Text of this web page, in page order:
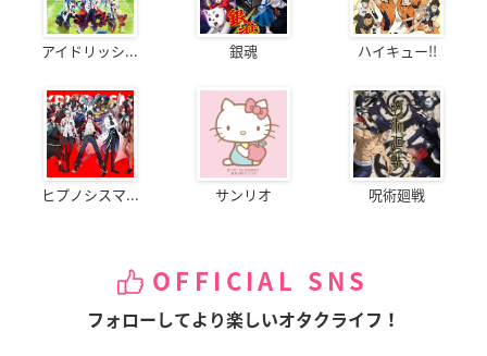
アイドリッシ... 銀魂 ハイキュー!!
ヒプノシスマ... サンリオ 呪術廻戦
OFFICIAL SNS
フォローしてより楽しいオタクライフ！